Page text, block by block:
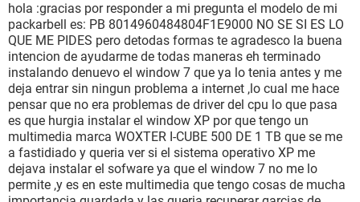
hola :gracias por responder a mi pregunta el modelo de mi
packarbell es: PB 8014960484804F1E9000 NO SE SI ES LO
QUE ME PIDES pero detodas formas te agradesco la buena
intencion de ayudarme de todas maneras eh terminado
instalando denuevo el window 7 que ya lo tenia antes y me
deja entrar sin ningun problema a internet ,lo cual me hace
pensar que no era problemas de driver del cpu lo que pasa
es que hurgia instalar el window XP por que tengo un
multimedia marca WOXTER I-CUBE 500 DE 1 TB que se me
a fastidiado y queria ver si el sistema operativo XP me
dejava instalar el sofware ya que el window 7 no me lo
permite ,y es en este multimedia que tengo cosas de mucha